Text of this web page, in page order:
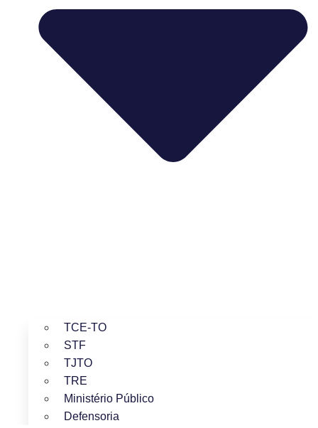
TCE-TO
STF
TJTO
TRE
Ministério Público
Defensoria